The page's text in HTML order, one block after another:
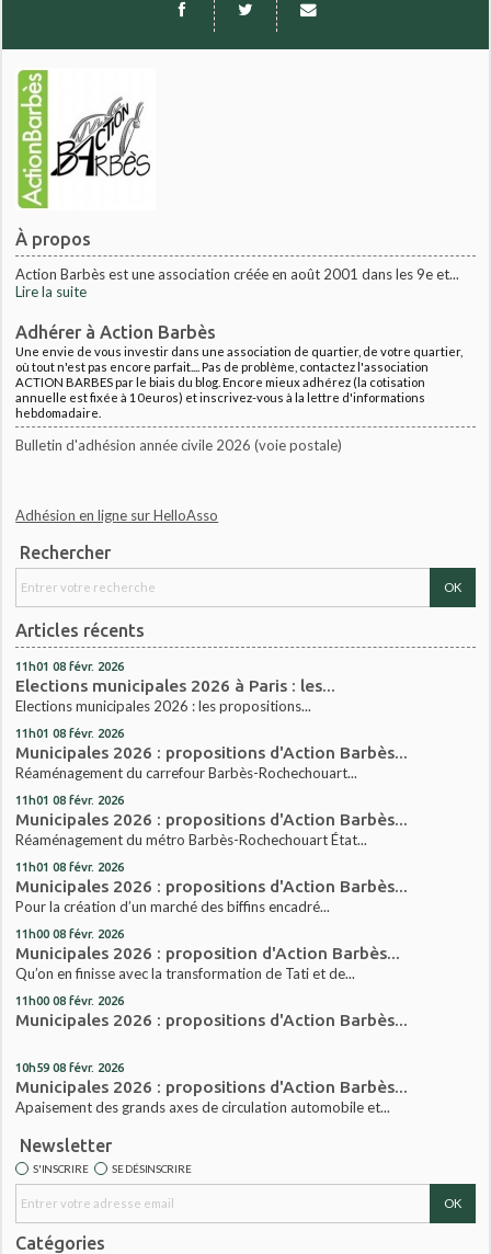
À propos
Action Barbès est une association créée en août 2001 dans les 9e et...
Lire la suite
Adhérer à Action Barbès
Une envie de vous investir dans une association de quartier, de votre quartier,
où tout n'est pas encore parfait.... Pas de problème, contactez l'association
ACTION BARBES par le biais du blog. Encore mieux adhérez (la cotisation
annuelle est fixée à 10euros) et inscrivez-vous à la lettre d'informations
hebdomadaire.
Bulletin d'adhésion année civile 2026 (voie postale)
Adhésion en ligne sur HelloAsso
Rechercher
Articles récents
11h01 08 févr. 2026
Elections municipales 2026 à Paris : les...
Elections municipales 2026 : les propositions...
11h01 08 févr. 2026
Municipales 2026 : propositions d'Action Barbès...
Réaménagement du carrefour Barbès-Rochechouart...
11h01 08 févr. 2026
Municipales 2026 : propositions d'Action Barbès...
Réaménagement du métro Barbès-Rochechouart État...
11h01 08 févr. 2026
Municipales 2026 : propositions d'Action Barbès...
Pour la création d’un marché des biffins encadré...
11h00 08 févr. 2026
Municipales 2026 : proposition d'Action Barbès...
Qu’on en finisse avec la transformation de Tati et de...
11h00 08 févr. 2026
Municipales 2026 : propositions d'Action Barbès...
10h59 08 févr. 2026
Municipales 2026 : propositions d'Action Barbès...
Apaisement des grands axes de circulation automobile et...
Newsletter
S'INSCRIRE SE DÉSINSCRIRE
Catégories